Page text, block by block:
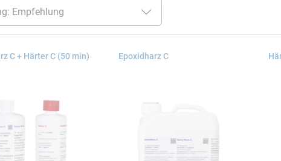
C + Härter C (50 min) Epoxidharz C